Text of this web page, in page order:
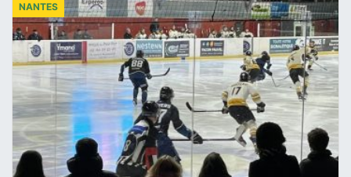
NANTES